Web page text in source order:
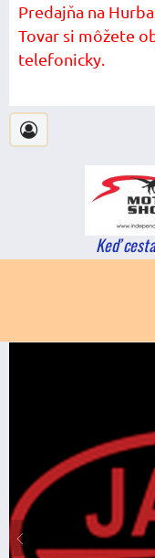
Predajňa na
Tovar si môžete
telefonicky.
Keď